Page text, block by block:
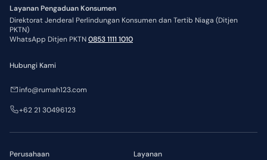
Layanan Pengaduan Konsumen
Direktorat Jenderal Perlindungan Konsumen dan Tertib Niaga (Ditjen
PKTN)
WhatsApp Ditjen PKTN0853 1111 1010
Perusahaan Layanan
Hubungi Kami
info@rumah123.com
+62 21 30496123